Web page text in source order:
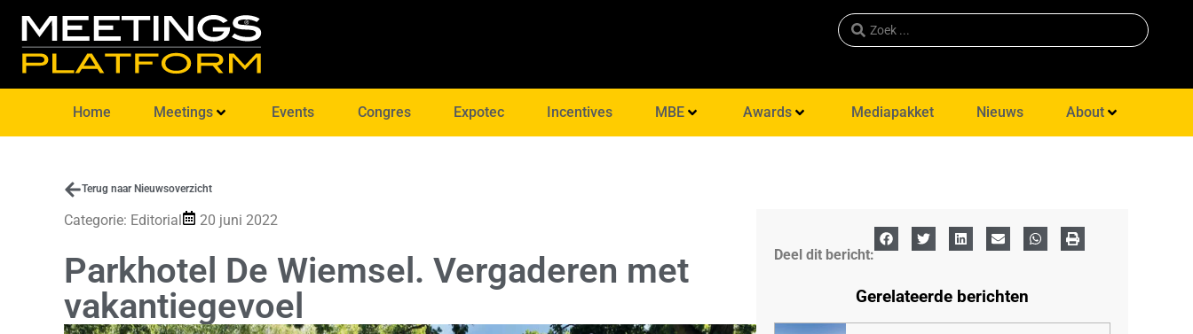
Home Meetings Events Congres Expotec Incentives MBE Awards Mediapakket Nieuws About
Terug naar Nieuwsoverzicht
Categorie: Editorial 20 juni 2022
Parkhotel De Wiemsel. Vergaderen met
vakantiegevoel
Deel dit bericht:
Gerelateerde berichten